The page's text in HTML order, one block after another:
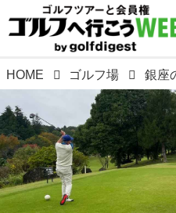
HOME ゴルフ場